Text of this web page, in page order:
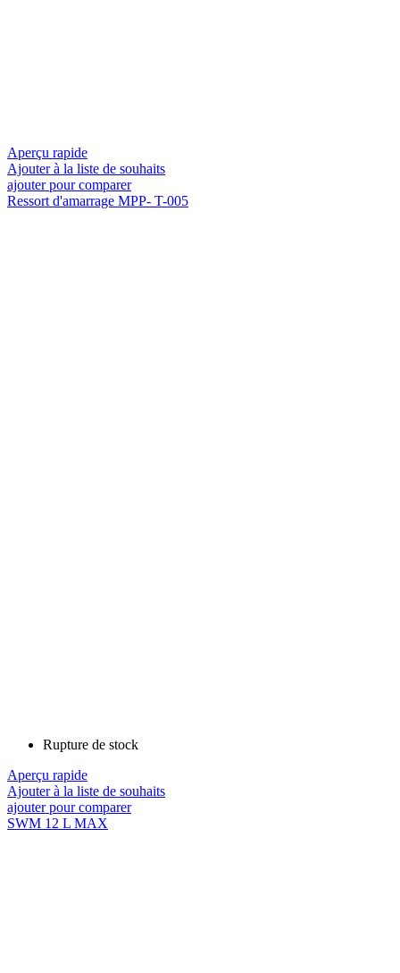
Aperçu rapide
Ajouter à la liste de souhaits
ajouter pour comparer
Ressort d'amarrage MPP- T-005
Rupture de stock
Aperçu rapide
Ajouter à la liste de souhaits
ajouter pour comparer
SWM 12 L MAX